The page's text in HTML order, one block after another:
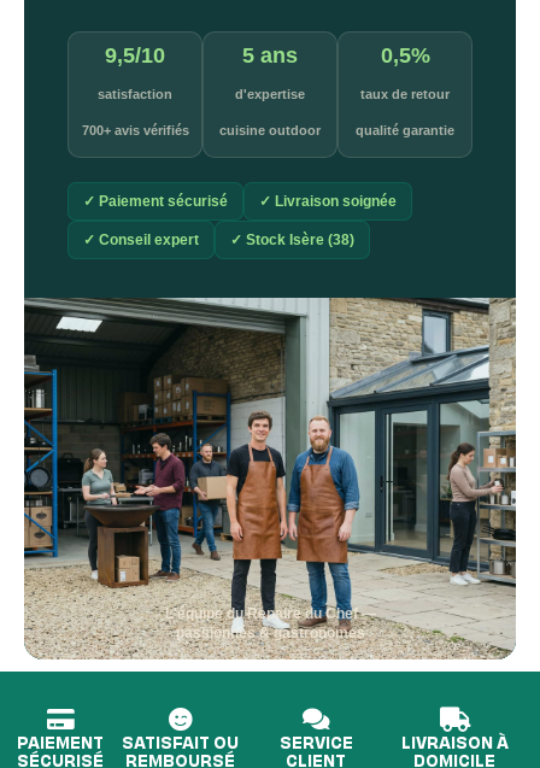
9,5/10
satisfaction
700+ avis vérifiés
5 ans
d'expertise
cuisine outdoor
0,5%
taux de retour
qualité garantie
✓ Paiement sécurisé ✓ Livraison soignée
✓ Conseil expert ✓ Stock Isère (38)
L'équipe du Repaire du Chef —
passionnés & gastronomes
PAIEMENT
SÉCURISÉ
SATISFAIT OU
REMBOURSÉ
SERVICE
CLIENT
LIVRAISON À
DOMICILE